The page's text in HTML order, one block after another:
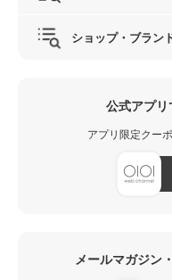
ショップ・ブラン
公式アプリ
アプリ限定クー
メールマガジン